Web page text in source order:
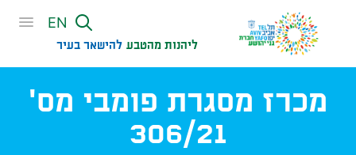
זֶה
מַעֲרֶכֶת
EN
ליהנות מהטבע להישאר בעיר​
מכרז מסגרת פומבי מס'
306/21